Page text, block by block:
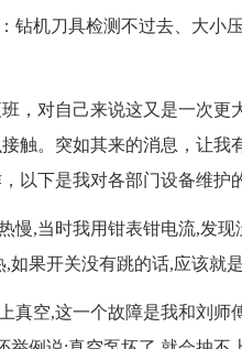
机刀具检测不过去、大小
对自己来说这又是一次更
触。突如其来的消息，让
以下是我对各部门设备维护
,当时我用钳表钳电流,发现
如果开关没有跳的话,应该就
空,这一个故障是我和刘师